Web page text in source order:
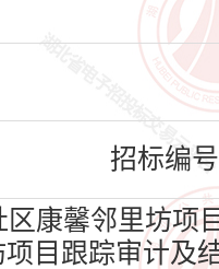
招标编
康馨邻里坊项
目跟踪审计及